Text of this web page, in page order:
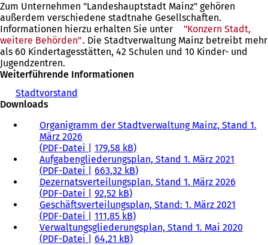
Zum Unternehmen "Landeshauptstadt Mainz" gehören
außerdem verschiedene stadtnahe Gesellschaften.
Informationen hierzu erhalten Sie unter
"Konzern Stadt,
weitere Behörden". Die Stadtverwaltung Mainz betreibt mehr
als 60 Kindertagesstätten, 42 Schulen und 10 Kinder- und
Jugendzentren.
Weiterführende Informationen
Stadtvorstand
Downloads
Organigramm der Stadtverwaltung Mainz, Stand 1.
März 2026
PDF-Datei
179,58 kB
Aufgabengliederungsplan, Stand 1. März 2021
PDF-Datei
663,32 kB
Dezernatsverteilungsplan, Stand 1. März 2026
PDF-Datei
92,52 kB
Geschäftsverteilungsplan, Stand: 1. März 2021
PDF-Datei
111,85 kB
Verwaltungsgliederungsplan, Stand 1. Mai 2020
PDF-Datei
64,21 kB